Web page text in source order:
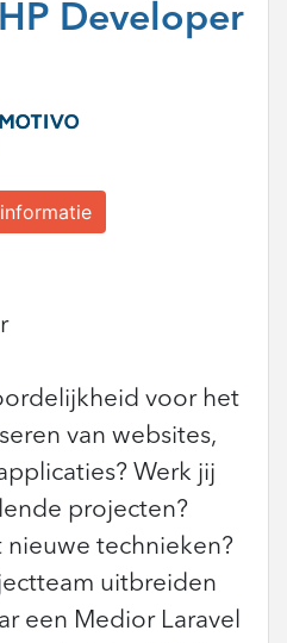
Developer
voor het
van websites,
Werk jij
projecten?
nieuwe technieken?
uitbreiden
een Medior Laravel